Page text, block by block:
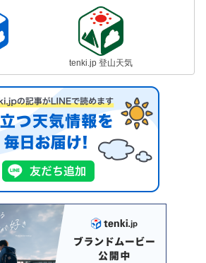
tenki.jp 登山天気